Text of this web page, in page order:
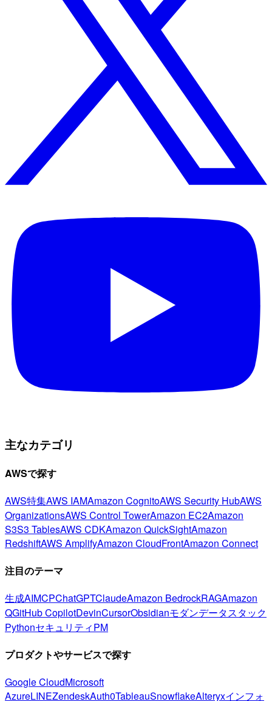
主なカテゴリ
AWSで探す
AWS特集AWS IAMAmazon CognitoAWS Security HubAWS
OrganizationsAWS Control TowerAmazon EC2Amazon
S3S3 TablesAWS CDKAmazon QuickSightAmazon
RedshiftAWS AmplifyAmazon CloudFrontAmazon Connect
注目のテーマ
生成AIMCPChatGPTClaudeAmazon BedrockRAGAmazon
QGitHub CopilotDevinCursorObsidianモダンデータスタック
PythonセキュリティPM
プロダクトやサービスで探す
Google CloudMicrosoft
AzureLINEZendeskAuth0TableauSnowflakeAlteryxインフォ